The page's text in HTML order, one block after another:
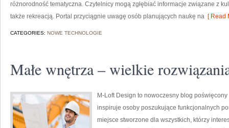
różnorodność tematyczna. Czytelnicy mogą zgłębiać informacje związane z
także rekreacją. Portal przyciągnie uwagę osób planujących naukę na [ Read
CATEGORIES: NOWE TECHNOLOGIE
Małe wnętrza – wielkie
M-Loft Design to nowoczesny blog
inspiruje osoby poszukujące funkcjonalnych
miejsce stworzone dla wszystkich, którzy